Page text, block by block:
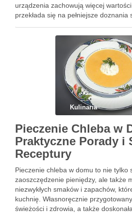
urządzenia zachowują więcej
przekłada się na pełniejsze doznania
wykorzystać ich potencjał – od
Kulinaria
Pieczenie Chleba w
Praktyczne Porady i
Receptury
Pieczenie chleba w domu to nie tylko
zaoszczędzenie pieniędzy, ale także
niezwykłych smaków i zapachów,
kuchnię. Własnoręcznie
świeżości i zdrowia, a także